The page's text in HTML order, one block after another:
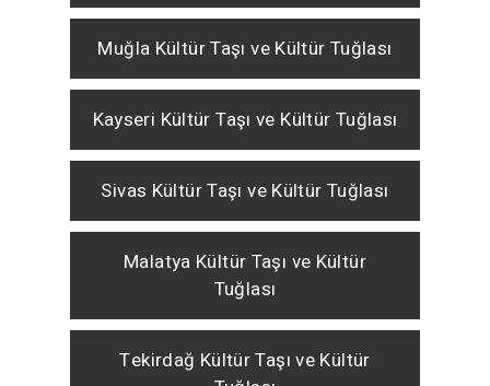
Muğla Kültür Taşı ve Kültür Tuğlası
Kayseri Kültür Taşı ve Kültür Tuğlası
Sivas Kültür Taşı ve Kültür Tuğlası
Malatya Kültür Taşı ve Kültür
Tuğlası
Tekirdağ Kültür Taşı ve Kültür